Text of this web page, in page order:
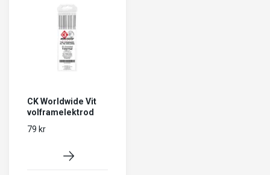
CK Worldwide Vit
volframelektrod
79 kr